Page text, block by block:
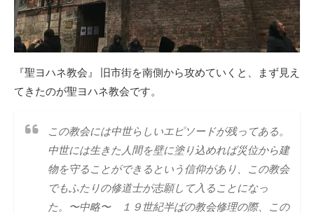
『聖ヨハネ教会』 旧市街を南側から攻めていくと、まず見え
てきたのが聖ヨハネ教会です。
この教会には中世らしいエピソードが残ってある。
中世には生きた人間を壁に塗り込めれば災位から建
物を守ることができるという信仰があり、この教会
でもふたりの修道士が志願して入ることになっ
た。
〜中略〜
１９世紀半ばの教会修理の際、この